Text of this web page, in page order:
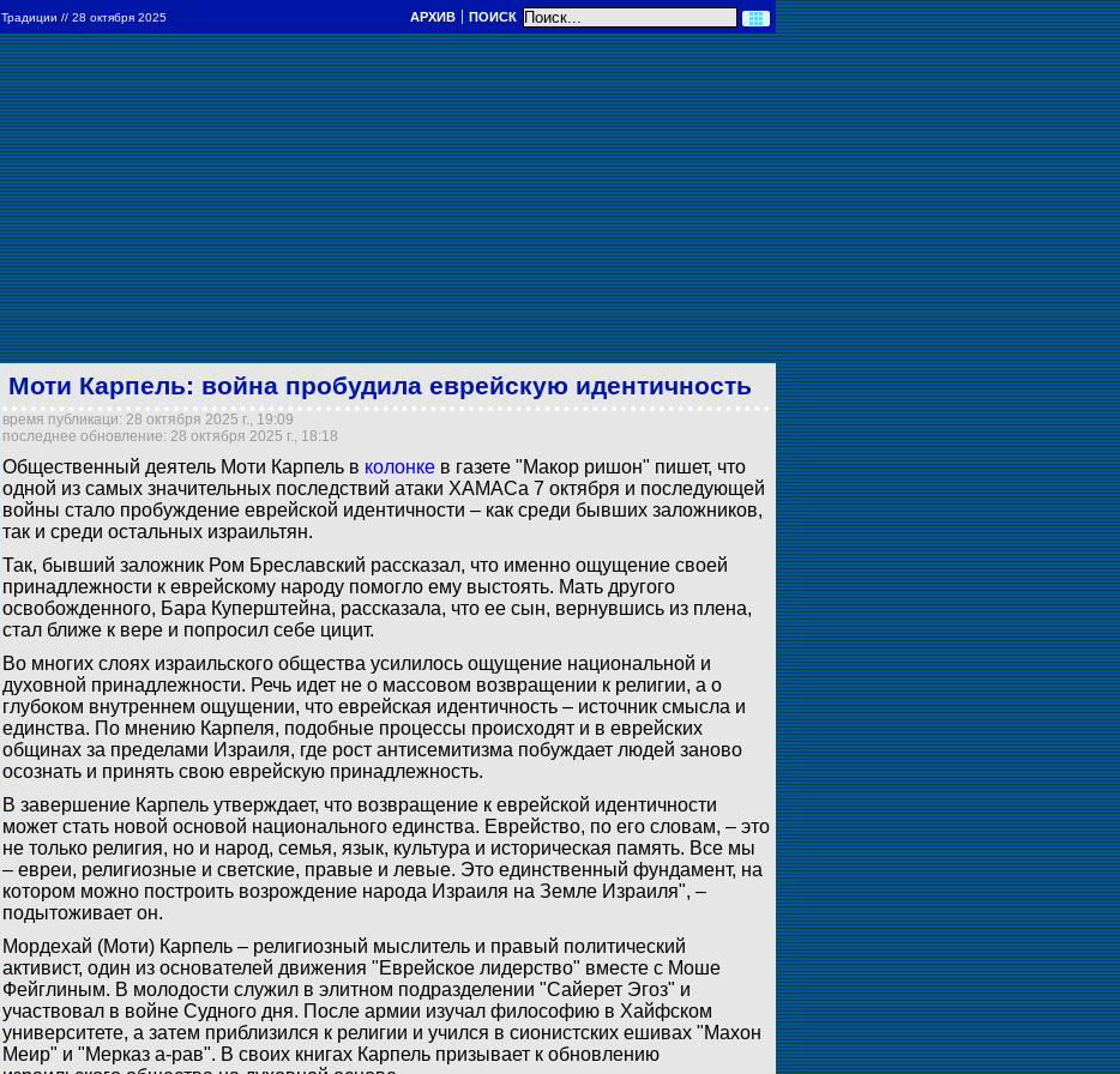
Традиции // 28 октября 2025 АРХИВ ПОИСК
Моти Карпель: война пробудила еврейскую идентичность
время публикаци: 28 октября 2025 г., 19:09
последнее обновление: 28 октября 2025 г., 18:18
Общественный деятель Моти Карпель в колонке в газете "Макор ришон" пишет, что
одной из самых значительных последствий атаки ХАМАСа 7 октября и последующей
войны стало пробуждение еврейской идентичности – как среди бывших заложников,
так и среди остальных израильтян.
Так, бывший заложник Ром Бреславский рассказал, что именно ощущение своей
принадлежности к еврейскому народу помогло ему выстоять. Мать другого
освобожденного, Бара Куперштейна, рассказала, что ее сын, вернувшись из плена,
стал ближе к вере и попросил себе цицит.
Во многих слоях израильского общества усилилось ощущение национальной и
духовной принадлежности. Речь идет не о массовом возвращении к религии, а о
глубоком внутреннем ощущении, что еврейская идентичность – источник смысла и
единства. По мнению Карпеля, подобные процессы происходят и в еврейских
общинах за пределами Израиля, где рост антисемитизма побуждает людей заново
осознать и принять свою еврейскую принадлежность.
В завершение Карпель утверждает, что возвращение к еврейской идентичности
может стать новой основой национального единства. Еврейство, по его словам, – это
не только религия, но и народ, семья, язык, культура и историческая память. Все мы
– евреи, религиозные и светские, правые и левые. Это единственный фундамент, на
котором можно построить возрождение народа Израиля на Земле Израиля", –
подытоживает он.
Мордехай (Моти) Карпель – религиозный мыслитель и правый политический
активист, один из основателей движения "Еврейское лидерство" вместе с Моше
Фейглиным. В молодости служил в элитном подразделении "Сайерет Эгоз" и
участвовал в войне Судного дня. После армии изучал философию в Хайфском
университете, а затем приблизился к религии и учился в сионистских ешивах "Махон
Меир" и "Мерказ а-рав". В своих книгах Карпель призывает к обновлению